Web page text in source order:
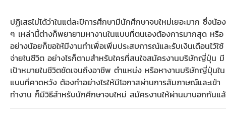
ปฏิเสธไม่ได้ว่าในแต่ละปีการศึกษามีนักศึกษาจบใหม่เยอะมาก ซึ่งน้อง
ๆ เหล่านี้ต่างก็พยายามหางานในแบบที่ตนเองต้องการมากสุด หรือ
อย่างน้อยก็ขอให้มีงานทำเพื่อเพิ่มประสบการณ์และรับเงินเดือนไว้ใช้
จ่ายในชีวิต อย่างไรก็ตามสำหรับใครที่สนใจสมัครงานบริษัทญี่ปุ่น มี
เป้าหมายในชีวิตชัดเจนถึงอาชีพ ตำแหน่ง หรือหางานบริษัทญี่ปุ่นใน
แบบที่คาดหวัง ต้องทำอย่างไรให้มีโอกาสผ่านการสัมภาษณ์และเข้า
ทำงาน ก็มีวิธีสำหรับนักศึกษาจบใหม่ สมัครงานให้ผ่านมาบอกกันแ